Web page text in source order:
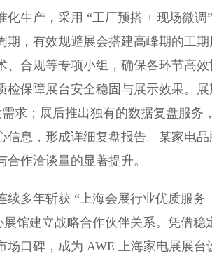
生产，采用 “工厂预搭 + 现场微调”
期，有效规避展会搭建高峰期的工期
、合规等专项小组，确保各环节高效
检保障展台安全稳固与展示效果。展
求；展后推出独有的数据复盘服务，
息，形成详细复盘报告。某家电品
作洽谈量的显著提升。
多年斩获 “上海会展行业优质服务
馆建立战略合作伙伴关系。凭借稳
口碑，成为 AWE 上海家电展展台